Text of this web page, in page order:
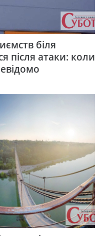
біля
після атаки: коли